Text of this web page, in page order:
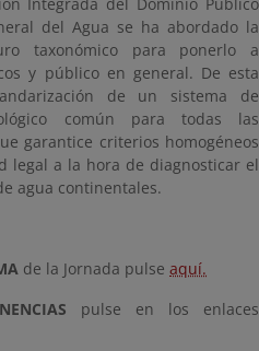
del Agua se ha abordado la
taxonómico para ponerlo a
y público en general. De esta
de un sistema de
común para todas las
garantice criterios homogéneos
legal a la hora de diagnosticar el
agua continentales.
de la Jornada pulse aquí.
pulse en los enlaces